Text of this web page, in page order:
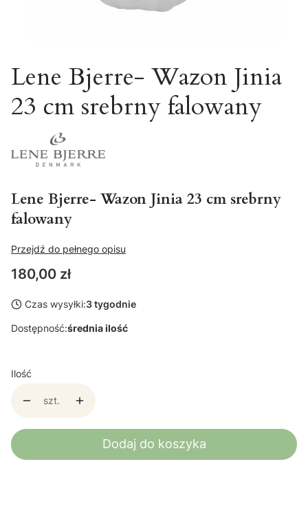
Lene Bjerre- Wazon Jinia
23 cm srebrny falowany
Lene Bjerre- Wazon Jinia 23 cm srebrny
falowany
Przejdź do pełnego opisu
Cena
180,00 zł
Czas wysyłki:3 tygodnie
Dostępność:średnia ilość
Ilość
szt.
Dodaj do koszyka